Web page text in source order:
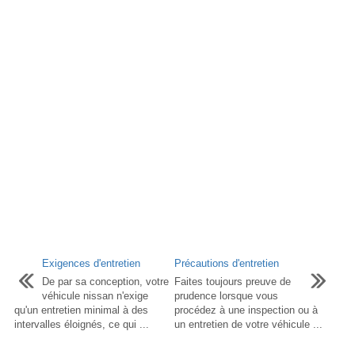
Exigences d'entretien
De par sa conception, votre
véhicule nissan n'exige
qu'un entretien minimal à des
intervalles éloignés, ce qui ...
Précautions d'entretien
Faites toujours preuve de
prudence lorsque vous
procédez à une inspection ou à
un entretien de votre véhicule ...